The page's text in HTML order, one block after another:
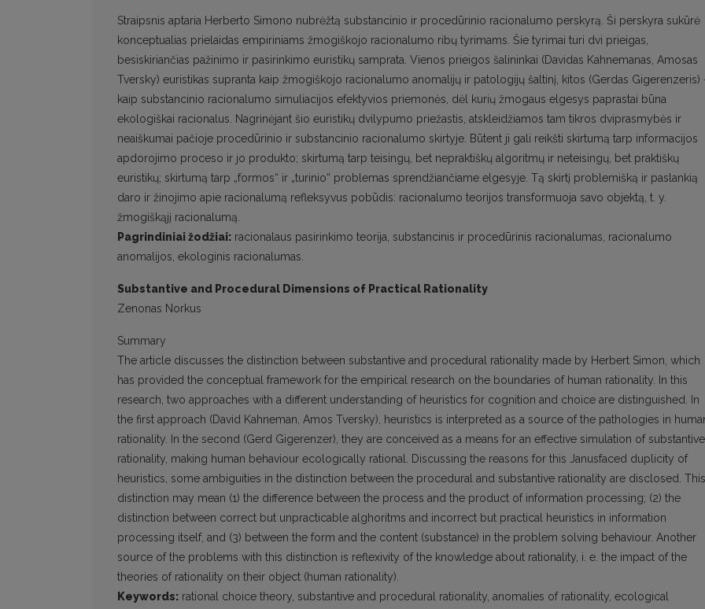
Straipsnis aptaria Herberto Simono nubrėžtą substancinio ir procedūrinio racionalumo perskyrą. Ši perskyra sukūrė
konceptualias prielaidas empiriniams žmogiškojo racionalumo ribų tyrimams. Šie tyrimai turi dvi prieigas,
besiskiriančias pažinimo ir pasirinkimo euristikų samprata. Vienos prieigos šalininkai (Davidas Kahnemanas, Amosas
Tversky) euristikas supranta kaip žmogiškojo racionalumo anomalijų ir patologijų šaltinį, kitos (Gerdas Gigerenzeris)
kaip substancinio racionalumo simuliacijos efektyvios priemonės, dėl kurių žmogaus elgesys paprastai būna
ekologiškai racionalus. Nagrinėjant šio euristikų dvilypumo priežastis, atskleidžiamos tam tikros dviprasmybės ir
neaiškumai pačioje procedūrinio ir substancinio racionalumo skirtyje. Būtent ji gali reikšti skirtumą tarp informacijos
apdorojimo proceso ir jo produkto; skirtumą tarp teisingų, bet nepraktiškų algoritmų ir neteisingų, bet praktiškų
euristikų; skirtumą tarp „formos“ ir „turinio“ problemas sprendžiančiame elgesyje. Tą skirtį problemišką ir paslankią
daro ir žinojimo apie racionalumą refleksyvus pobūdis: racionalumo teorijos transformuoja savo objektą, t. y.
žmogiškąjį racionalumą.
Pagrindiniai žodžiai: racionalaus pasirinkimo teorija, substancinis ir procedūrinis racionalumas, racionalumo
anomalijos, ekologinis racionalumas.
Substantive and Procedural Dimensions of Practical Rationality
Zenonas Norkus
Summary
The article discusses the distinction between substantive and procedural rationality made by Herbert Simon, which
has provided the conceptual framework for the empirical research on the boundaries of human rationality. In this
research, two approaches with a different understanding of heuristics for cognition and choice are distinguished. In
the first approach (David Kahneman, Amos Tversky), heuristics is interpreted as a source of the pathologies in
rationality. In the second (Gerd Gigerenzer), they are conceived as a means for an effective simulation of substantive
rationality, making human behaviour ecologically rational. Discussing the reasons for this Janusfaced duplicity of
heuristics, some ambiguities in the distinction between the procedural and substantive rationality are disclosed. This
distinction may mean (1) the difference between the process and the product of information processing; (2) the
distinction between correct but unpracticable alghoritms and incorrect but practical heuristics in information
processing itself, and (3) between the form and the content (substance) in the problem solving behaviour. Another
source of the problems with this distinction is reflexivity of the knowledge about rationality, i. e. the impact of the
theories of rationality on their object (human rationality).
Keywords: rational choice theory, substantive and procedural rationality, anomalies of rationality, ecological